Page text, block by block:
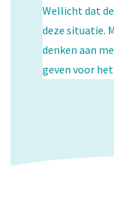
Wellicht dat
deze situatie.
denken aan
geven voor